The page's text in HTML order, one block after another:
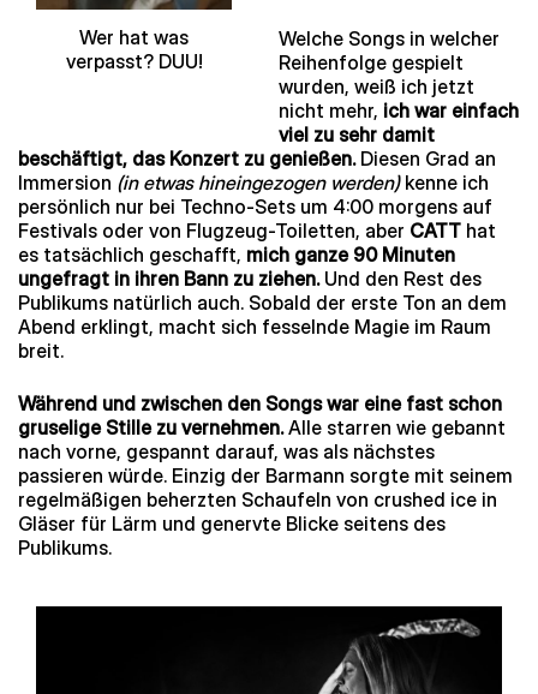
Wer hat was
verpasst? DUU!
Welche Songs in welcher
Reihenfolge gespielt
wurden, weiß ich jetzt
nicht mehr, ich war einfach
viel zu sehr damit
beschäftigt, das Konzert zu genießen. Diesen Grad an
Immersion (in etwas hineingezogen werden)kenne ich
persönlich nur bei Techno-Sets um 4:00 morgens auf
Festivals oder von Flugzeug-Toiletten, aber CATT hat
es tatsächlich geschafft, mich ganze 90 Minuten
ungefragt in ihren Bann zu ziehen.Und den Rest des
Publikums natürlich auch. Sobald der erste Ton an dem
Abend erklingt, macht sich fesselnde Magie im Raum
breit.
Während und zwischen den Songs war eine fast schon
gruselige Stille zu vernehmen.Alle starren wie gebannt
nach vorne, gespannt darauf, was als nächstes
passieren würde. Einzig der Barmann sorgte mit seinem
regelmäßigen beherzten Schaufeln von crushed ice in
Gläser für Lärm und genervte Blicke seitens des
Publikums.